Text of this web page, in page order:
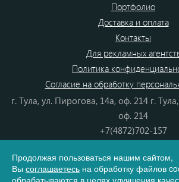
Портфолио
Доставка и оплата
Контакты
Для рекламных
Политика
Согласие на обработку
г. Тула, ул. Пирогова, 14а, оф. 214 г.
оф. 214
+7(4872)702-157
8(800) 555-80-87
e-mail:info@dono.su
Продолжая пользоваться нашим сайтом,
Вы соглашаетесь на обработку файлов
обрабатываются в целях улучшения